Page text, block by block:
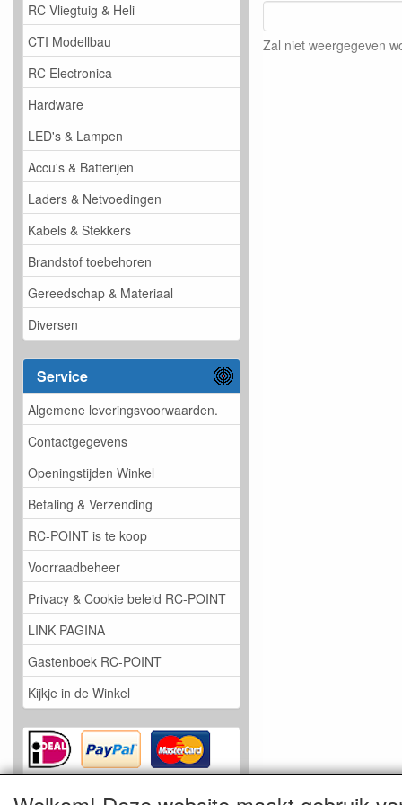
RC Vliegtuig & Heli
CTI Modellbau
RC Electronica
Hardware
LED's & Lampen
Accu's & Batterijen
Laders & Netvoedingen
Kabels & Stekkers
Brandstof toebehoren
Gereedschap & Materiaal
Diversen
Service
Algemene leveringsvoorwaarden.
Contactgegevens
Openingstijden Winkel
Betaling & Verzending
RC-POINT is te koop
Voorraadbeheer
Privacy & Cookie beleid RC-POINT
LINK PAGINA
Gastenboek RC-POINT
Kijkje in de Winkel
Zal niet weergegeven